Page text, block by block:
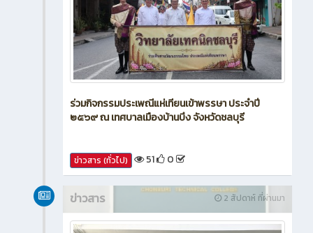
ร่วมกิจกรรมประเพณีแห่เทียนเข้าพรรษา ประจำปี
๒๕๖๙ ณ เทศบาลเมืองบ้านบึง จังหวัดชลบุรี
ข่าวสาร (ทั่วไป) 51 0
2 สัปดาห์ ที่ผ่านมา
ข่าวสาร